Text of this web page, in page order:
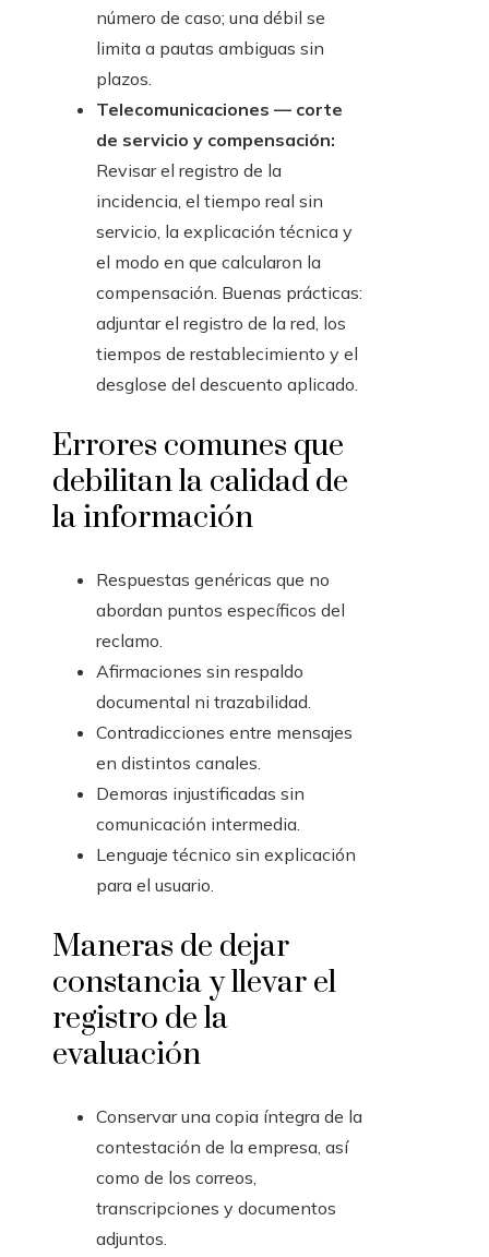
número de caso; una débil se
limita a pautas ambiguas sin
plazos.
Telecomunicaciones — corte
de servicio y compensación:
Revisar el registro de la
incidencia, el tiempo real sin
servicio, la explicación técnica y
el modo en que calcularon la
compensación. Buenas prácticas:
adjuntar el registro de la red, los
tiempos de restablecimiento y el
desglose del descuento aplicado.
Errores comunes que
debilitan la calidad de
la información
Respuestas genéricas que no
abordan puntos específicos del
reclamo.
Afirmaciones sin respaldo
documental ni trazabilidad.
Contradicciones entre mensajes
en distintos canales.
Demoras injustificadas sin
comunicación intermedia.
Lenguaje técnico sin explicación
para el usuario.
Maneras de dejar
constancia y llevar el
registro de la
evaluación
Conservar una copia íntegra de la
contestación de la empresa, así
como de los correos,
transcripciones y documentos
adjuntos.